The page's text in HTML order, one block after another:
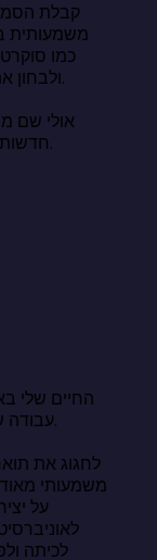
ולבחון
עבודה